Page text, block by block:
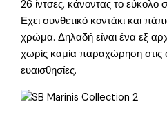
26 ίντσες, κάνοντας το εύκολο
Εχει συνθετικό κοντάκι και
χρώμα. Δηλαδή είναι ένα εξ
χωρίς καμία παραχώρηση στις
ευαισθησίες.